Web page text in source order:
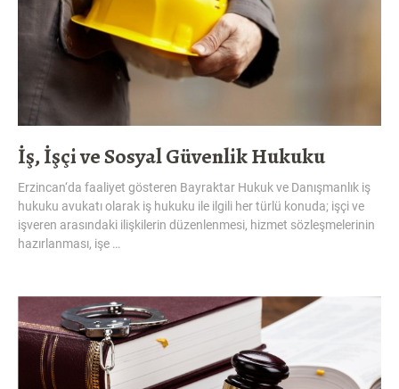
İş, İşçi ve Sosyal Güvenlik Hukuku
Erzincan‘da faaliyet gösteren Bayraktar Hukuk ve Danışmanlık iş
hukuku avukatı olarak iş hukuku ile ilgili her türlü konuda; işçi ve
işveren arasındaki ilişkilerin düzenlenmesi, hizmet sözleşmelerinin
hazırlanması, işe …